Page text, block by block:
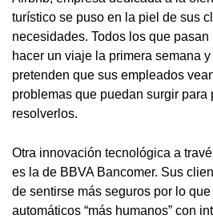
turístico se puso en la piel de sus
necesidades. Todos los que
hacer un viaje la primera semana
pretenden que sus empleados
problemas que puedan surgir para
resolverlos.
Otra innovación tecnológica a
es la de BBVA Bancomer. Sus
de sentirse más seguros por lo
automáticos “más humanos” con